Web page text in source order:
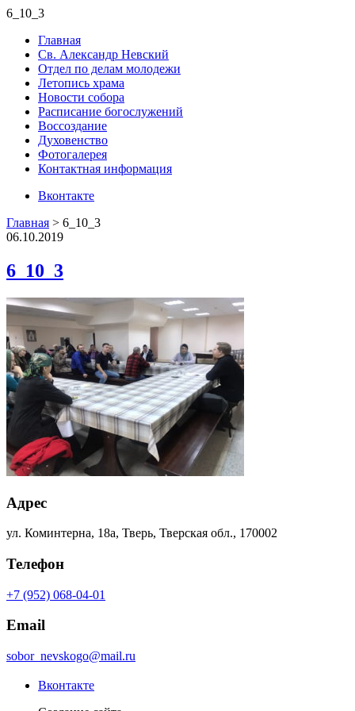
6_10_3
Главная
Св. Александр Невский
Отдел по делам молодежи
Летопись храма
Новости собора
Расписание богослужений
Воссоздание
Духовенство
Фотогалерея
Контактная информация
Вконтакте
Главная > 6_10_3
06.10.2019
6_10_3
Адрес
ул. Коминтерна, 18а, Тверь, Тверская обл., 170002
Телефон
+7 (952) 068-04-01
Email
sobor_nevskogo@mail.ru
Вконтакте